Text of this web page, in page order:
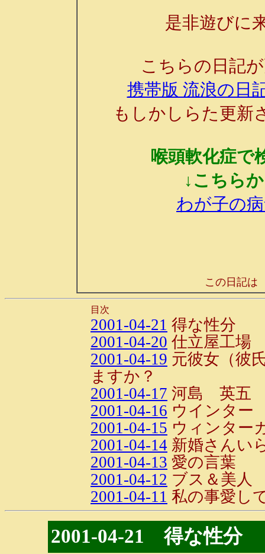
是非遊びに
こちらの日記
携帯版 流浪の日
もしかしらた更新
喉頭軟化症で
↓こちら
わが子の
この日記は
目次
2001-04-21 得な性分
2001-04-20 仕立屋工場
2001-04-19 元彼女（彼
ますか？
2001-04-17 河島 英五
2001-04-16 ウインタ
2001-04-15 ウィンター
2001-04-14 新婚さんい
2001-04-13 愛の言葉
2001-04-12 ブス＆美人
2001-04-11 私の事愛し
2001-04-21 得な性分